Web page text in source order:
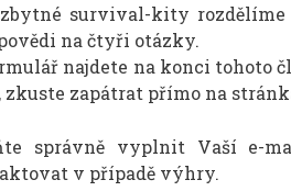
survival-kity
na čtyři otázky.
najdete na konci tohoto
zkuste zapátrat přímo na
správně vyplnit Vaší e-
v případě výhry.